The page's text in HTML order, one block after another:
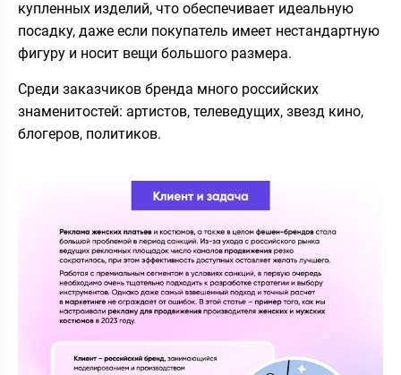
купленных изделий, что обеспечивает идеальную
посадку, даже если покупатель имеет нестандартную
фигуру и носит вещи большого размера.
Среди заказчиков бренда много российских
знаменитостей: артистов, телеведущих, звезд кино,
блогеров, политиков.